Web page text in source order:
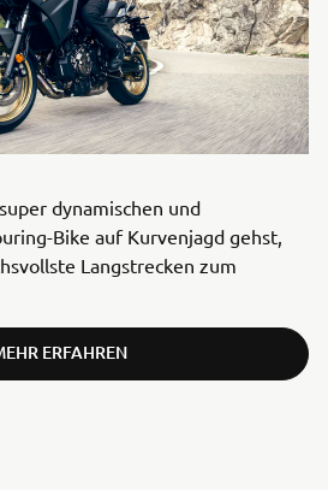
dynamischen und
Bike auf Kurvenjagd gehst,
Langstrecken zum
ERFAHREN